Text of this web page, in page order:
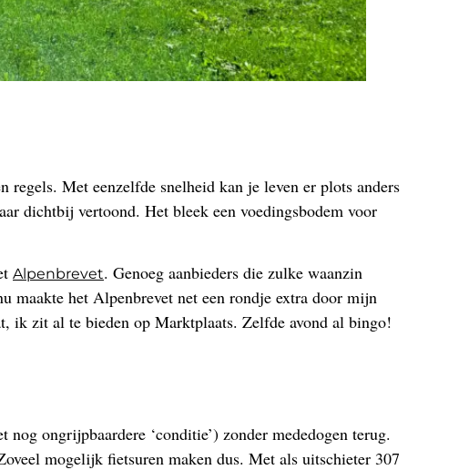
Met eenzelfde snelheid kan je leven er plots anders
dichtbij vertoond. Het bleek een voedingsbodem voor
Alpenbrevet. Genoeg aanbieders die zulke waanzin
maakte het Alpenbrevet net een rondje extra door mijn
ik zit al te bieden op Marktplaats. Zelfde avond al bingo!
nog ongrijpbaardere ‘conditie’) zonder mededogen terug.
mogelijk fietsuren maken dus. Met als uitschieter 307